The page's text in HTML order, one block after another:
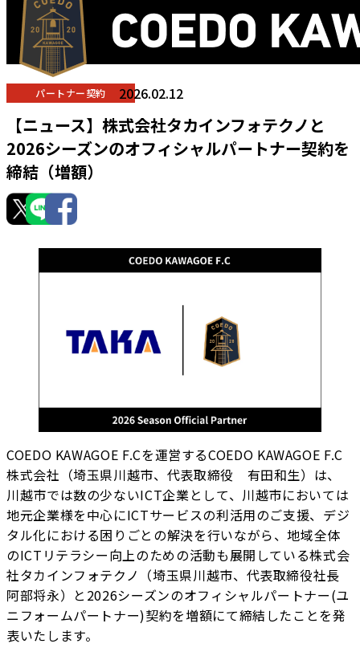
パートナー契約 2026.02.12
【ニュース】株式会社タカインフォテクノと
2026シーズンのオフィシャルパートナー契約を
締結（増額）
COEDO KAWAGOE F.Cを運営するCOEDO KAWAGOE F.C
株式会社（埼玉県川越市、代表取締役 有田和生）は、
川越市では数の少ないICT企業として、川越市においては
地元企業様を中心にICTサービスの利活用のご支援、デジ
タル化における困りごとの解決を行いながら、地域全体
のICTリテラシー向上のための活動も展開している株式会
社タカインフォテクノ（埼玉県川越市、代表取締役社長
阿部将永）と2026シーズンのオフィシャルパートナー(ユ
ニフォームパートナー)契約を増額にて締結したことを発
表いたします。